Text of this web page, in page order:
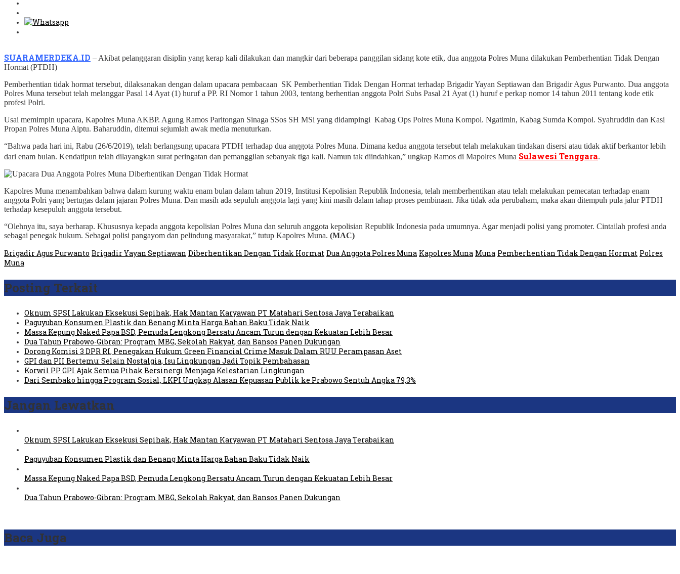
SUARAMERDEKA.ID – Akibat pelanggaran disiplin yang kerap kali dilakukan dan mangkir dari beberapa panggilan sidang kote etik, dua anggota Polres Muna dilakukan Pemberhentian Tidak Dengan
Hormat (PTDH)
Pemberhentian tidak hormat tersebut, dilaksanakan dengan dalam upacara pembacaan SK Pemberhentian Tidak Dengan Hormat terhadap Brigadir Yayan Septiawan dan Brigadir Agus Purwanto. Dua anggota
Polres Muna tersebut telah melanggar Pasal 14 Ayat (1) huruf a PP. RI Nomor 1 tahun 2003, tentang berhentian anggota Polri Subs Pasal 21 Ayat (1) huruf e perkap nomor 14 tahun 2011 tentang kode etik
profesi Polri.
Usai memimpin upacara, Kapolres Muna AKBP. Agung Ramos Paritongan Sinaga SSos SH MSi yang didampingi Kabag Ops Polres Muna Kompol. Ngatimin, Kabag Sumda Kompol. Syahruddin dan Kasi
Propan Polres Muna Aiptu. Baharuddin, ditemui sejumlah awak media menuturkan.
“Bahwa pada hari ini, Rabu (26/6/2019), telah berlangsung upacara PTDH terhadap dua anggota Polres Muna. Dimana kedua anggota tersebut telah melakukan tindakan disersi atau tidak aktif berkantor lebih
dari enam bulan. Kendatipun telah dilayangkan surat peringatan dan pemanggilan sebanyak tiga kali. Namun tak diindahkan,” ungkap Ramos di Mapolres Muna Sulawesi Tenggara.
Kapolres Muna menambahkan bahwa dalam kurung waktu enam bulan dalam tahun 2019, Institusi Kepolisian Republik Indonesia, telah memberhentikan atau telah melakukan pemecatan terhadap enam
anggota Polri yang bertugas dalam jajaran Polres Muna. Dan masih ada sepuluh anggota lagi yang kini masih dalam tahap proses pembinaan. Jika tidak ada perubaham, maka akan ditempuh pula jalur PTDH
terhadap kesepuluh anggota tersebut.
“Olehnya itu, saya berharap. Khususnya kepada anggota kepolisian Polres Muna dan seluruh anggota kepolisian Republik Indonesia pada umumnya. Agar menjadi polisi yang promoter. Cintailah profesi anda
sebagai penegak hukum. Sebagai polisi pangayom dan pelindung masyarakat,” tutup Kapolres Muna. (MAC)
Brigadir Agus Purwanto Brigadir Yayan Septiawan Diberhentikan Dengan Tidak Hormat Dua Anggota Polres Muna Kapolres Muna Muna Pemberhentian Tidak Dengan Hormat Polres
Muna
Posting Terkait
Oknum SPSI Lakukan Eksekusi Sepihak, Hak Mantan Karyawan PT Matahari Sentosa Jaya Terabaikan
Paguyuban Konsumen Plastik dan Benang Minta Harga Bahan Baku Tidak Naik
Massa Kepung Naked Papa BSD, Pemuda Lengkong Bersatu Ancam Turun dengan Kekuatan Lebih Besar
Dua Tahun Prabowo-Gibran: Program MBG, Sekolah Rakyat, dan Bansos Panen Dukungan
Dorong Komisi 3 DPR RI, Penegakan Hukum Green Financial Crime Masuk Dalam RUU Perampasan Aset
GPI dan PII Bertemu: Selain Nostalgia, Isu Lingkungan Jadi Topik Pembahasan
Korwil PP GPI Ajak Semua Pihak Bersinergi Menjaga Kelestarian Lingkungan
Dari Sembako hingga Program Sosial, LKPI Ungkap Alasan Kepuasan Publik ke Prabowo Sentuh Angka 79,3%
Jangan Lewatkan
Oknum SPSI Lakukan Eksekusi Sepihak, Hak Mantan Karyawan PT Matahari Sentosa Jaya Terabaikan
Paguyuban Konsumen Plastik dan Benang Minta Harga Bahan Baku Tidak Naik
Massa Kepung Naked Papa BSD, Pemuda Lengkong Bersatu Ancam Turun dengan Kekuatan Lebih Besar
Dua Tahun Prabowo-Gibran: Program MBG, Sekolah Rakyat, dan Bansos Panen Dukungan
Baca Juga